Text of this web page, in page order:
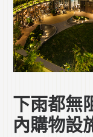
下雨都無
內購物設